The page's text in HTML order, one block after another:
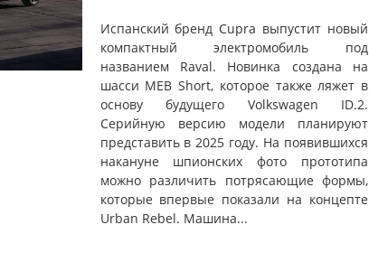
Испанский бренд Cupra выпустит новый
компактный электромобиль под
названием Raval. Новинка создана на
шасси MEB Short, которое также ляжет в
основу будущего Volkswagen ID.2.
Серийную версию модели планируют
представить в 2025 году. На появившихся
накануне шпионских фото прототипа
можно различить потрясающие формы,
которые впервые показали на концепте
Urban Rebel. Машина...